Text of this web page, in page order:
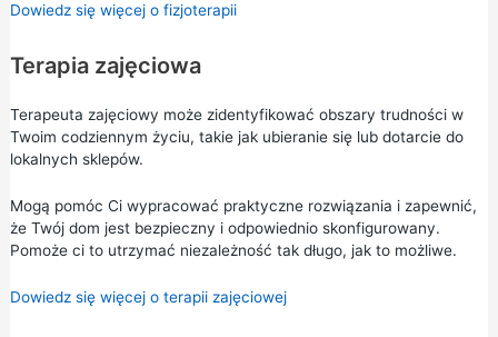
Dowiedz się więcej o fizjoterapii
Terapia zajęciowa
Terapeuta zajęciowy może zidentyfikować obszary trudności w
Twoim codziennym życiu, takie jak ubieranie się lub dotarcie do
lokalnych sklepów.
Mogą pomóc Ci wypracować praktyczne rozwiązania i zapewnić,
że Twój dom jest bezpieczny i odpowiednio skonfigurowany.
Pomoże ci to utrzymać niezależność tak długo, jak to możliwe.
Dowiedz się więcej o terapii zajęciowej